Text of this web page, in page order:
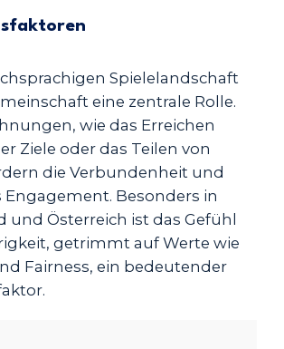
Spielelandschaft
eine zentrale Rolle.
wie das Erreichen
Ziele oder das Teilen von
die Verbundenheit und
Engagement. Besonders in
und Österreich ist das Gefühl
getrimmt auf Werte wie
Fairness, ein bedeutender